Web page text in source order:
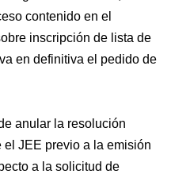
contenido en el
inscripción de lista de
en definitiva el pedido de
anular la resolución
JEE previo a la emisión
a la solicitud de